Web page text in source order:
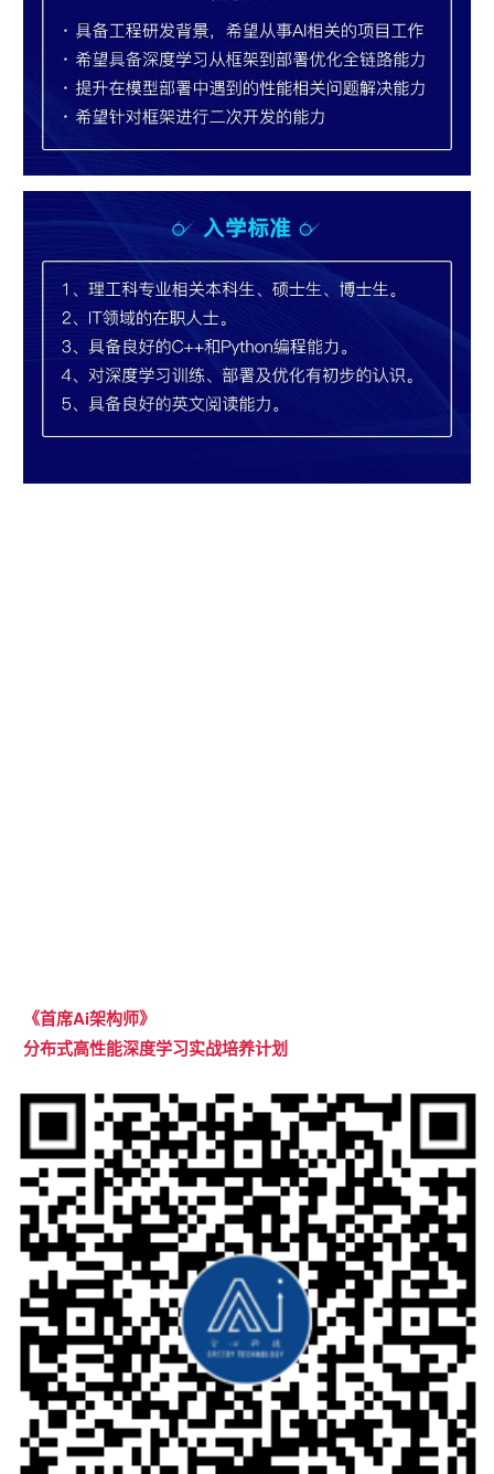
《首席Ai架构师》
分布式高性能深度学习实战培养计划